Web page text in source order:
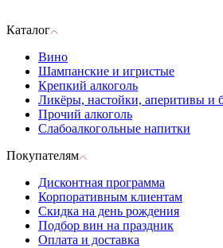
Каталог
Вино
Шампанские и игристые
Крепкий алкоголь
Ликёры, настойки, аперитивы и
Прочий алкоголь
Слабоалкогольные напитки
Покупателям
Дисконтная программа
Корпоративным клиентам
Скидка на день рождения
Подбор вин на праздник
Оплата и доставка